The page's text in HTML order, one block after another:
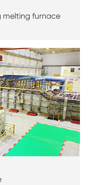
melting furnace